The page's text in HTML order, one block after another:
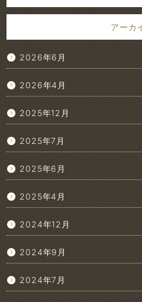
アーカ
2026年6月
2026年4月
2025年12月
2025年7月
2025年6月
2025年4月
2024年12月
2024年9月
2024年7月